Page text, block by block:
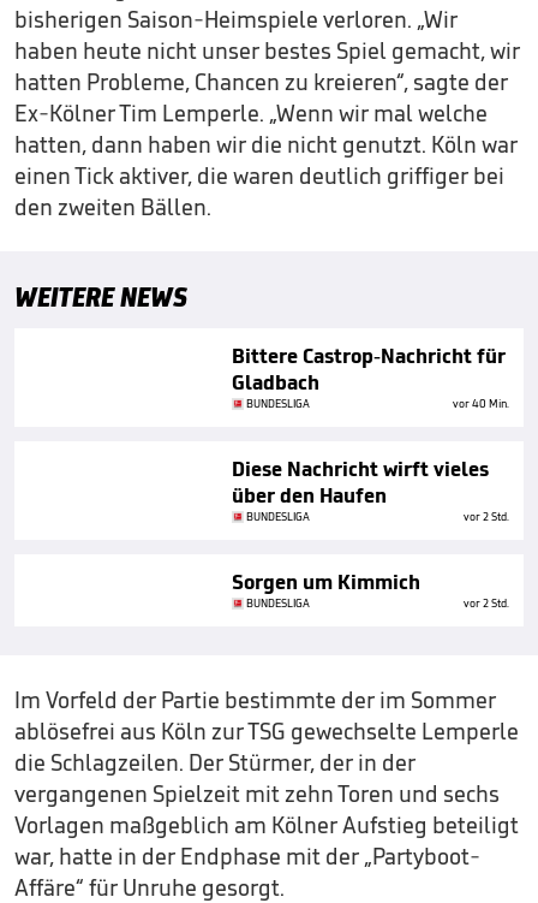
bisherigen Saison-Heimspiele verloren. „Wir
haben heute nicht unser bestes Spiel gemacht, wir
hatten Probleme, Chancen zu kreieren“, sagte der
Ex-Kölner Tim Lemperle. „Wenn wir mal welche
hatten, dann haben wir die nicht genutzt. Köln war
einen Tick aktiver, die waren deutlich griffiger bei
den zweiten Bällen.
WEITERE NEWS
Bittere Castrop-Nachricht für
Gladbach
BUNDESLIGA vor 40 Min.
Diese Nachricht wirft vieles
über den Haufen
BUNDESLIGA vor 2 Std.
Sorgen um Kimmich
BUNDESLIGA vor 2 Std.
Im Vorfeld der Partie bestimmte der im Sommer
ablösefrei aus Köln zur TSG gewechselte Lemperle
die Schlagzeilen. Der Stürmer, der in der
vergangenen Spielzeit mit zehn Toren und sechs
Vorlagen maßgeblich am Kölner Aufstieg beteiligt
war, hatte in der Endphase mit der „Partyboot-
Affäre“ für Unruhe gesorgt.